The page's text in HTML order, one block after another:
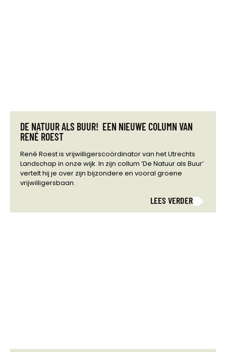
DE NATUUR ALS BUUR! EEN NIEUWE COLUMN VAN
RENÉ ROEST
René Roest is vrijwilligerscoördinator van het Utrechts
Landschap in onze wijk. In zijn collum ‘De Natuur als Buur’
vertelt hij je over zijn bijzondere en vooral groene
vrijwilligersbaan.
LEES VERDER